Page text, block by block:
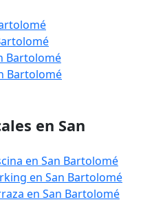
Bartolomé
Bartolomé
en San
en San Bartolomé
en San Bartolomé
en San Bartolomé